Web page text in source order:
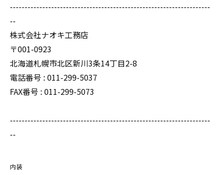
--------------------------------------------------------------------
--
株式会社ナオキ工務店
〒001-0923
北海道札幌市北区新川3条14丁目2-8
電話番号 : 011-299-5037
FAX番号 : 011-299-5073
--------------------------------------------------------------------
--
内装